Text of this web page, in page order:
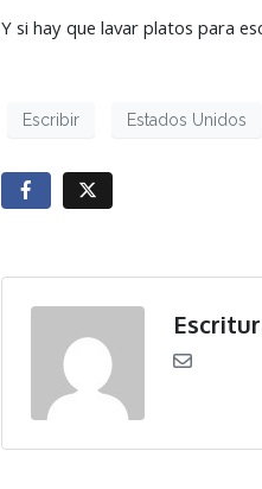
Y si hay que lavar platos para
Escribir Estados Unidos